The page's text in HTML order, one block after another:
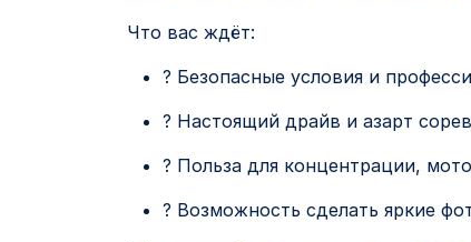
Что вас ждёт:
? Безопасные условия и
? Настоящий драйв и азарт
? Польза для концентрации,
? Возможность сделать яркие